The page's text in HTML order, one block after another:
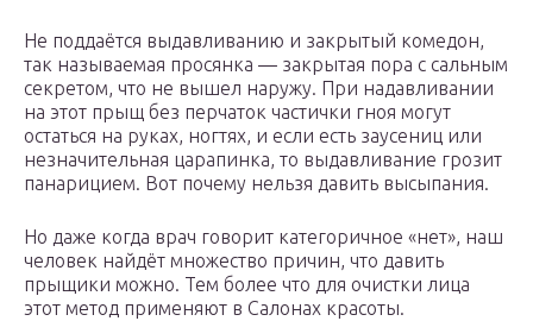
Не поддаётся выдавливанию и закрытый комедон,
так называемая просянка — закрытая пора с сальным
секретом, что не вышел наружу. При надавливании
на этот прыщ без перчаток частички гноя могут
остаться на руках, ногтях, и если есть заусениц или
незначительная царапинка, то выдавливание грозит
панарицием. Вот почему нельзя давить высыпания.
Но даже когда врач говорит категоричное «нет», наш
человек найдёт множество причин, что давить
прыщики можно. Тем более что для очистки лица
этот метод применяют в Салонах красоты.